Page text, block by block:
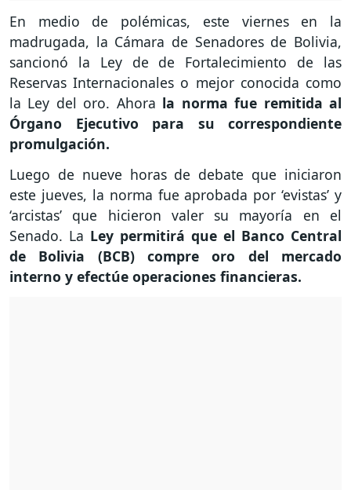
En medio de polémicas, este viernes en la
madrugada, la Cámara de Senadores de Bolivia,
sancionó la Ley de de Fortalecimiento de las
Reservas Internacionales o mejor conocida como
la Ley del oro. Ahora la norma fue remitida al
Órgano Ejecutivo para su correspondiente
promulgación.
Luego de nueve horas de debate que iniciaron
este jueves, la norma fue aprobada por ‘evistas’ y
‘arcistas’ que hicieron valer su mayoría en el
Senado. La Ley permitirá que el Banco Central
de Bolivia (BCB) compre oro del mercado
interno y efectúe operaciones financieras.